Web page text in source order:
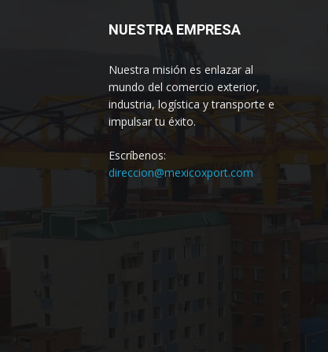
NUESTRA EMPRESA
Nuestra misión es enlazar al
mundo del comercio exterior,
industria, logística y transporte e
impulsar tu éxito.
Escríbenos:
direccion@mexicoxport.com